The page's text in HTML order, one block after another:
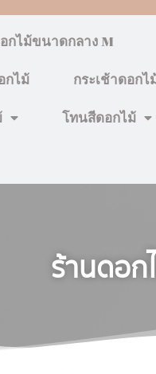
กไม้ขนาดกลาง M
กไม้ กระเช้าดอกไ
โทนสีดอกไม้
ร้านดอก